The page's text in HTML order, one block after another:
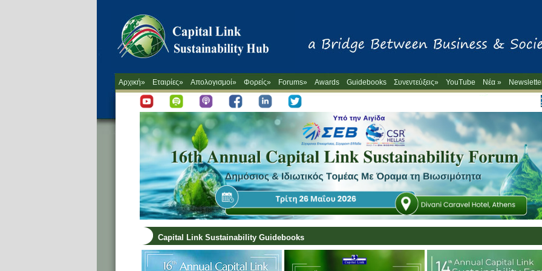
Αρχική» Εταιρίες» Απολογισμοί» Φορείς» Forums» Awards Guidebooks Συνεντεύξεις» YouTube
Νέα »
-->
Capital Link Sustainability Guidebooks